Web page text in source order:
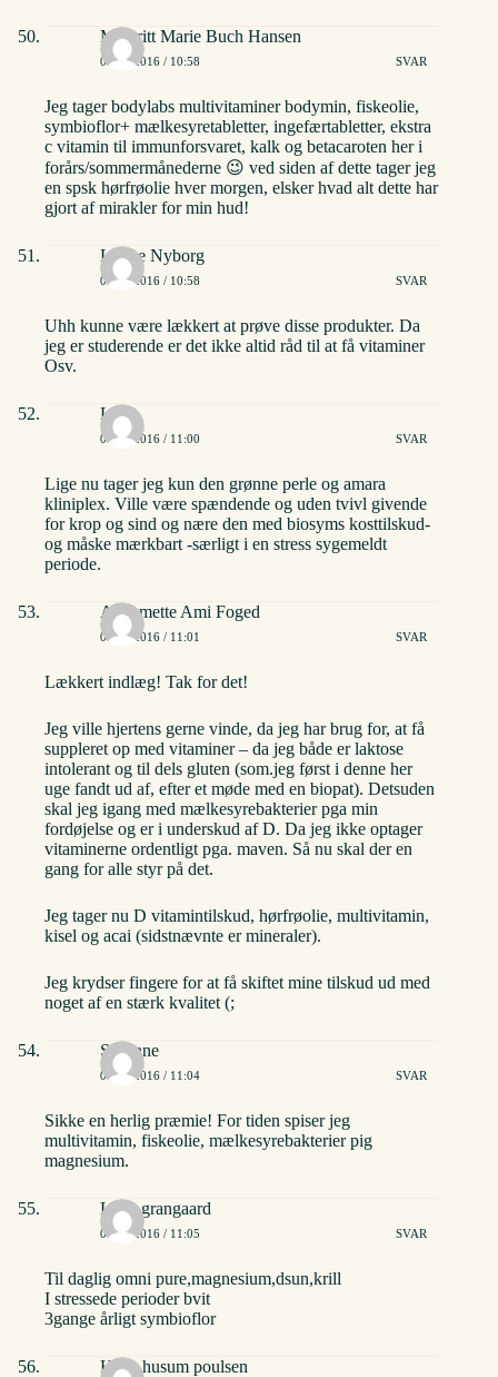
Maibritt Marie Buch Hansen
03/06/2016 / 10:58 SVAR
Jeg tager bodylabs multivitaminer bodymin, fiskeolie,
symbioflor+ mælkesyretabletter, ingefærtabletter, ekstra
c vitamin til immunforsvaret, kalk og betacaroten her i
forårs/sommermånederne 😉 ved siden af dette tager jeg
en spsk hørfrøolie hver morgen, elsker hvad alt dette har
gjort af mirakler for min hud!
Lærke Nyborg
03/06/2016 / 10:58 SVAR
Uhh kunne være lækkert at prøve disse produkter. Da
jeg er studerende er det ikke altid råd til at få vitaminer
Osv.
Lone
03/06/2016 / 11:00 SVAR
Lige nu tager jeg kun den grønne perle og amara
kliniplex. Ville være spændende og uden tvivl givende
for krop og sind og nære den med biosyms kosttilskud-
og måske mærkbart -særligt i en stress sygemeldt
periode.
Annemette Ami Foged
03/06/2016 / 11:01 SVAR
Lækkert indlæg! Tak for det!
Jeg ville hjertens gerne vinde, da jeg har brug for, at få
suppleret op med vitaminer – da jeg både er laktose
intolerant og til dels gluten (som.jeg først i denne her
uge fandt ud af, efter et møde med en biopat). Detsuden
skal jeg igang med mælkesyrebakterier pga min
fordøjelse og er i underskud af D. Da jeg ikke optager
vitaminerne ordentligt pga. maven. Så nu skal der en
gang for alle styr på det.
Jeg tager nu D vitamintilskud, hørfrøolie, multivitamin,
kisel og acai (sidstnævnte er mineraler).
Jeg krydser fingere for at få skiftet mine tilskud ud med
noget af en stærk kvalitet (;
Susanne
03/06/2016 / 11:04 SVAR
Sikke en herlig præmie! For tiden spiser jeg
multivitamin, fiskeolie, mælkesyrebakterier pig
magnesium.
Lone grangaard
03/06/2016 / 11:05 SVAR
Til daglig omni pure,magnesium,dsun,krill
I stressede perioder bvit
3gange årligt symbioflor
Helle husum poulsen